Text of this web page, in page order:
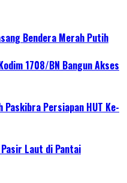
Bendera Merah Putih
1708/BN Bangun Akses
Persiapan HUT Ke-
Laut di Pantai